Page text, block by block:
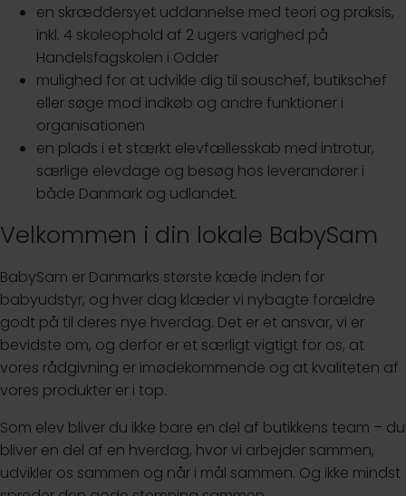
en skræddersyet uddannelse med teori og praksis,
inkl. 4 skoleophold af 2 ugers varighed på
Handelsfagskolen i Odder
mulighed for at udvikle dig til souschef, butikschef
eller søge mod indkøb og andre funktioner i
organisationen
en plads i et stærkt elevfællesskab med introtur,
særlige elevdage og besøg hos leverandører i
både Danmark og udlandet.
Velkommen i din lokale BabySam
BabySam er Danmarks største kæde inden for
babyudstyr, og hver dag klæder vi nybagte forældre
godt på til deres nye hverdag. Det er et ansvar, vi er
bevidste om, og derfor er et særligt vigtigt for os, at
vores rådgivning er imødekommende og at kvaliteten af
vores produkter er i top.
Som elev bliver du ikke bare en del af butikkens team – du
bliver en del af en hverdag, hvor vi arbejder sammen,
udvikler os sammen og når i mål sammen. Og ikke mindst